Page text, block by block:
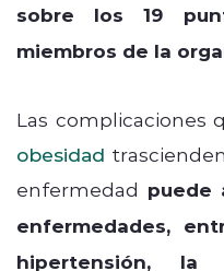
sobre los 19
miembros de la
Las complicaciones
obesidad
enfermedad puede
enfermedades,
hipertensión, la